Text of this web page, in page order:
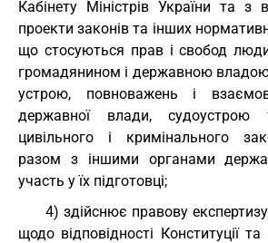
Кабінету Міністрів України та з
проекти законів та інших
що стосуються прав і свобод
громадянином і державною
устрою, повноважень і
державної влади, судоустрою
цивільного і кримінального
разом з іншими органами
участь у їх підготовці;
4) здійснює правову
щодо відповідності Конституції